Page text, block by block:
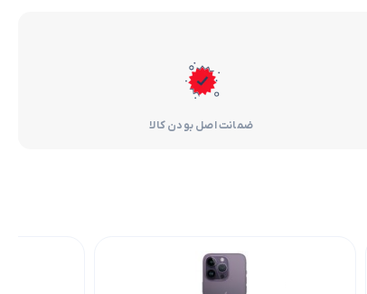
ضمانت اصل بودن کالا